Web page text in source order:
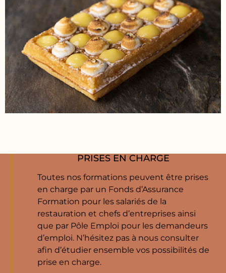
PRISES EN CHARGE
Toutes nos formations peuvent être prises
en charge par un Fonds d’Assurance
Formation pour les salariés de la
restauration et chefs d’entreprises ainsi
que par Pôle Emploi pour les demandeurs
d’emploi. N’hésitez pas à nous consulter
afin d’étudier ensemble vos possibilités de
prise en charge.